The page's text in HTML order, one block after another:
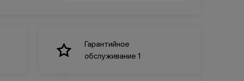
Гарантийное
обслуживание 1